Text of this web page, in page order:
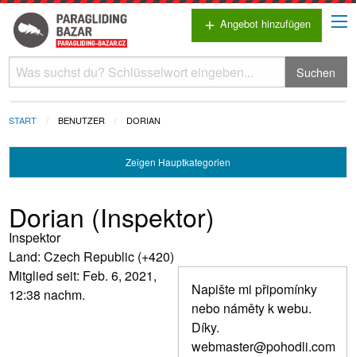
add Angebot hinzufügen
Suchen
START BENUTZER DORIAN
Zeigen Hauptkategorien
Dorian (Inspektor)
Inspektor
Land: Czech Republic (+420)
Mitglied seit: Feb. 6, 2021,
12:38 nachm.
Napište mi připomínky
nebo náměty k webu.
Díky.
webmaster@pohodli.com